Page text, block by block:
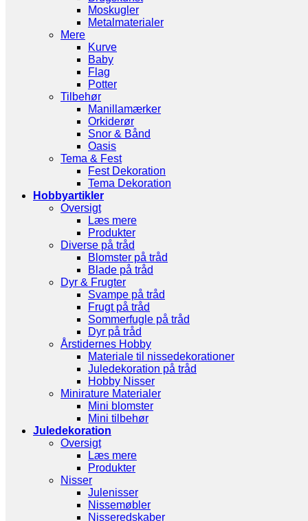
Moskugler
Metalmaterialer
Mere
Kurve
Baby
Flag
Potter
Tilbehør
Manillamærker
Orkiderør
Snor & Bånd
Oasis
Tema & Fest
Fest Dekoration
Tema Dekoration
Hobbyartikler
Oversigt
Læs mere
Produkter
Diverse på tråd
Blomster på tråd
Blade på tråd
Dyr & Frugter
Svampe på tråd
Frugt på tråd
Sommerfugle på tråd
Dyr på tråd
Årstidernes Hobby
Materiale til nissedekorationer
Juledekoration på tråd
Hobby Nisser
Minirature Materialer
Mini blomster
Mini tilbehør
Juledekoration
Oversigt
Læs mere
Produkter
Nisser
Julenisser
Nissemøbler
Nisseredskaber